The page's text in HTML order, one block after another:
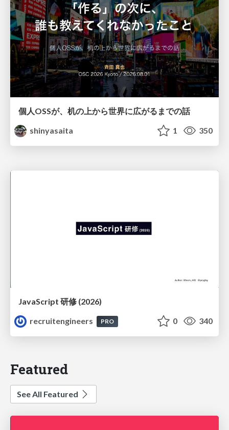
個人OSSが、机の上から世界に広がるまでの話
shinyasaita
1 350
JavaScript 研修 (2026)
recruitengineers
PRO 0 340
Featured
See All Featured